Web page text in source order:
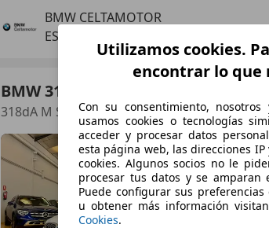
BMW CELTAMOTOR
ES-26213 VIGO
BMW 318
318dA M Sport
€
Utilizamos cookies.
encontrar lo que
Con su consentimiento, nosotros
usamos cookies o tecnologías
acceder y procesar datos
esta página web, las direcciones
cookies. Algunos socios no le
procesar tus datos y se amparan
Puede configurar sus
u obtener más información
Cookies.